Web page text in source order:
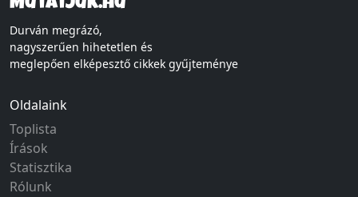
Mutatjuk.hu
Durván megrázó,
nagyszerűen hihetetlen és
meglepően elképesztő cikkek gyűjteménye
Oldalaink
Toplista
Írások
Statisztika
Rólunk